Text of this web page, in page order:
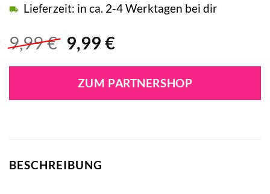
9,99€ Ursprünglicher
war:
9,99 €
9,99 €Aktueller
ist:
9,99 €.
Lieferzeit: in ca. 2-4 Werktagen bei dir
ZUM PARTNERSHOP
BESCHREIBUNG